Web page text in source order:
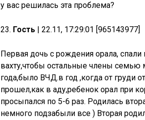
у вас решилась эта проблема?
23. Гость | 22.11, 17:29:01 [965143977]
Первая дочь с рождения орала,
вахту,чтобы остальные члены
года,было ВЧД.в год ,когда от груди
прошел,как в аду,ребенок орал при
просыпался по 5-6 раз. Родилась
немного подзабыли все ) Вторая